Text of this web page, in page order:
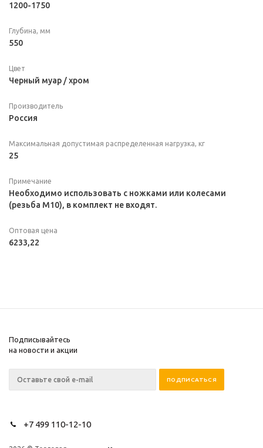
1200-1750
Глубина, мм
550
Цвет
Черный муар / хром
Производитель
Россия
Максимальная допустимая распределенная нагрузка, кг
25
Примечание
Необходимо использовать с ножками или колесами
(резьба М10), в комплект не входят.
Оптовая цена
6233,22
Подписывайтесь
на новости и акции
+7 499 110-12-10